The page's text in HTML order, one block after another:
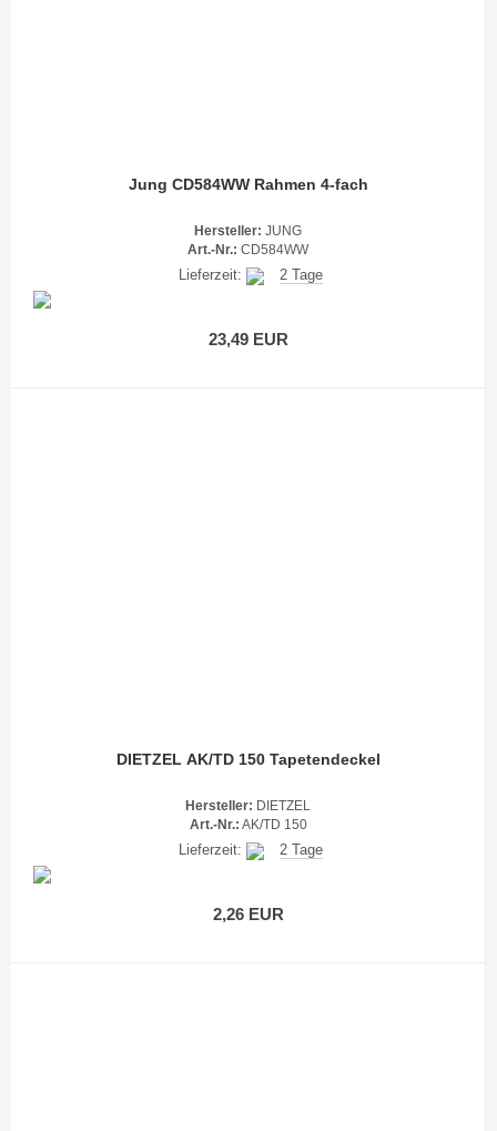
Jung CD584WW Rahmen 4-fach
Hersteller: JUNG
Art.-Nr.: CD584WW
Lieferzeit: 2 Tage
23,49 EUR
DIETZEL AK/TD 150 Tapetendeckel
Hersteller: DIETZEL
Art.-Nr.: AK/TD 150
Lieferzeit: 2 Tage
2,26 EUR